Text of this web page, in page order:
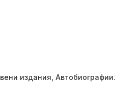
издания Автобиографии.